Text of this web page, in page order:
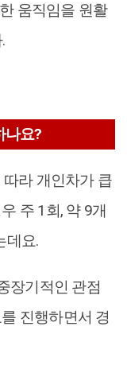
움직임을 원활
나요?
라 개인차가 큽
주 1회, 약 9개
데요.
장기적인 관점
진행하면서 경